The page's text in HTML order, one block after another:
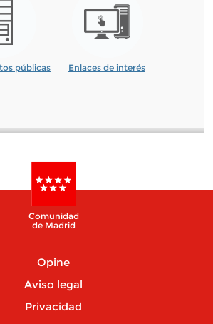
públicas Enlaces de interés
Comunidad
de Madrid
Opine
Aviso legal
Privacidad